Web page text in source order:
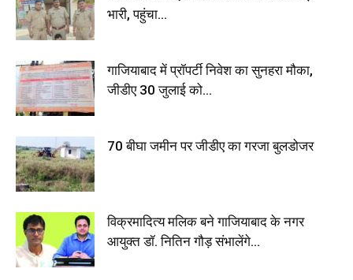
भारी, पहुंचा...
गाजियाबाद में प्रॉपर्टी निवेश का सुनहरा मौका,
जीडीए 30 जुलाई को...
70 बीघा जमीन पर जीडीए का गरजा बुलडोजर
विक्रमादित्य मलिक बने गाजियाबाद के नगर
आयुक्त डॉ. नितिन गौड़ संभालेंगे...